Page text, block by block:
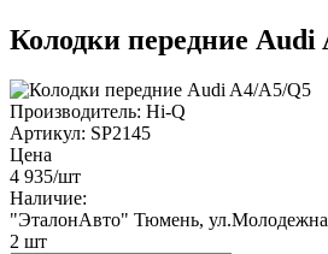
Колодки передние Audi
Производитель: Hi-Q
Артикул: SP2145
Цена
4 935/шт
Наличие:
"ЭталонАвто" Тюмень,
2 шт